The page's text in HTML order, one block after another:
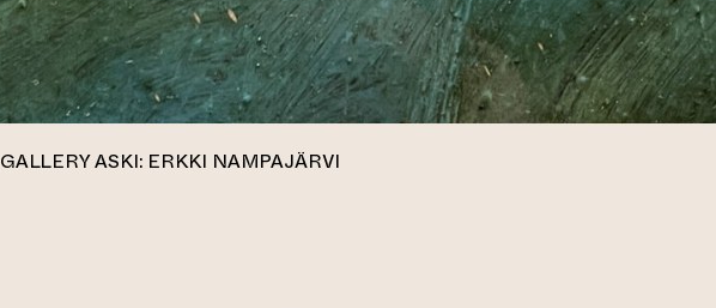
GALLERY ASKI: ERKKI NAMPAJÄRVI